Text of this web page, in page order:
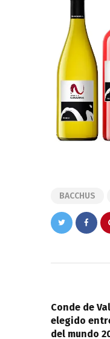
BACCHUS
Conde de
elegido
del mundo